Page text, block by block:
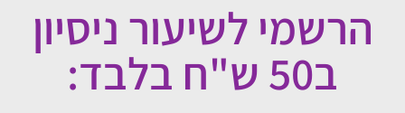
הרשמי לשיעור ניסיון
ב50 ש"ח בלבד: